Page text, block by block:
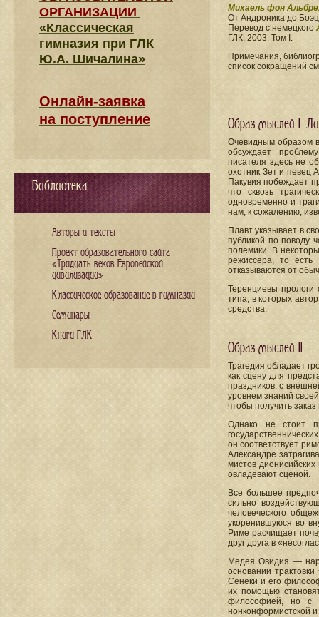
Михаель фон
От Андроника до
Перевод с немецкого
ГЛК, 2003. Том I.
Примечания,
список сокращений
Образ мыслей I.
Очевидным образом
обсуждает
писателя здесь не
охотник Зет и певец
Пакувия побеждает
что сквозь
одновременно и
нам, к сожалению,
Плавт указывает в
публикой по поводу
полемики. В
режиссера, то есть
отказываются от
Теренциевы прологи
типа, в которых
средства.
Образ мыслей II
Трагедия обладает
как сцену для
праздников; с
уровнем знаний
чтобы получить
Однако не стоит
он соответствует
Александре
мистов
овладевают сценой.
Все большее
сильно
человеческого
укоренившуюся во
Риме расчищает
друг друга в
Медея Овидия —
основании
Сенеки и его
их помощью
философией, но с
нонконформистской и
ОРГАНИЗАЦИИ
«Классическая
гимназия при ГЛК
Ю.А. Шичалина»
Онлайн-заявка
на поступление
Библиотека
Авторы и тексты
Проект образовательного сайта
«Тридцать веков Европейской
цивилизации»
Классическое образование в гимназии
Семинары
Книги ГЛК